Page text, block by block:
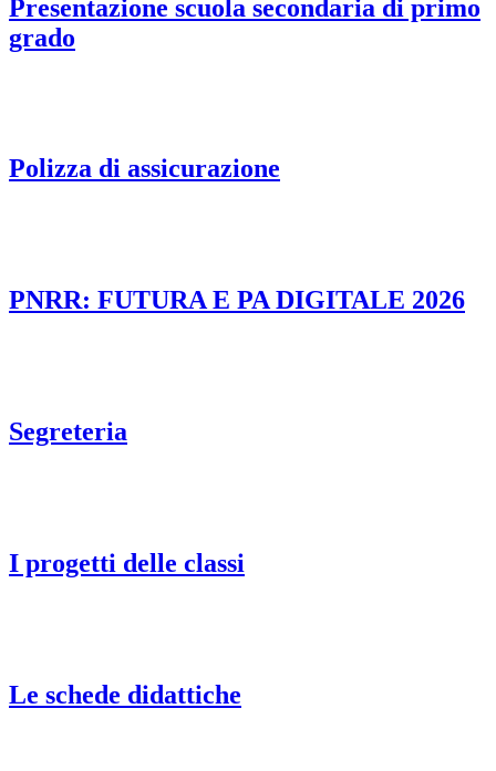
Presentazione scuola secondaria di primo
grado
Polizza di assicurazione
PNRR: FUTURA E PA DIGITALE 2026
Segreteria
I progetti delle classi
Le schede didattiche